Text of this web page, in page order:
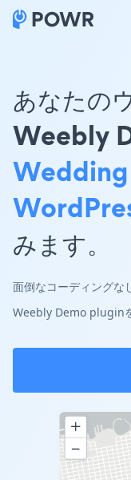
あなたの
Weebly
Wedding
みます。
面倒なコーディング
Weebly Demo plugin